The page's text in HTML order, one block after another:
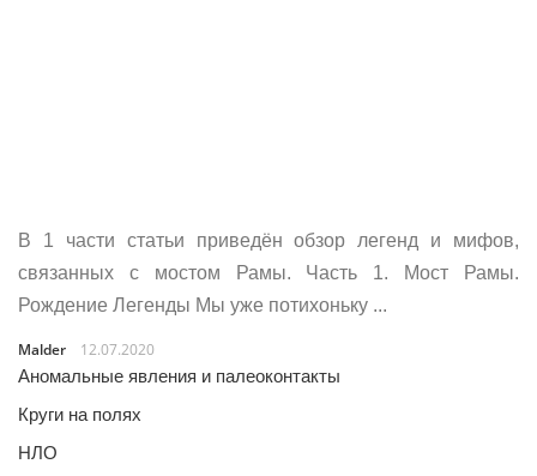
В 1 части статьи приведён обзор легенд и мифов,
связанных с мостом Рамы. Часть 1. Мост Рамы.
Рождение Легенды Мы уже потихоньку ...
Malder
12.07.2020
Аномальные явления и палеоконтакты
Круги на полях
НЛО